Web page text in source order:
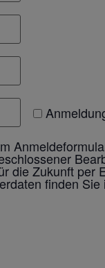
die Zukunft
finden